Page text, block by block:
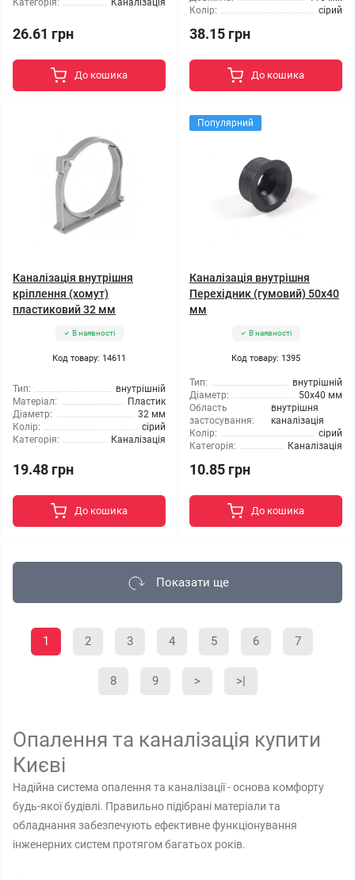
Категорія: Каналізація
26.61 грн
До кошика
Колір:
сірий
38.15 грн
До кошика
Каналізація внутрішня
кріплення (хомут)
пластиковий 32 мм
В наявності
Код товару: 14611
Тип:
внутрішній
Матеріал:
Пластик
Діаметр:
32 мм
Колір:
сірий
Категорія:
Каналізація
19.48 грн
До кошика
Популярний
Каналізація внутрішня
Перехідник (гумовий) 50x40
мм
В наявності
Код товару: 1395
Тип:
внутрішній
Діаметр:
50x40 мм
Область
застосування:
внутрішня
каналізація
Колір:
сірий
Категорія:
Каналізація
10.85 грн
До кошика
Показати ще
1 2 3 4 5 6 7
8 9 > >|
Опалення та каналізація купити
Києві
Надійна система опалення та каналізації - основа комфорту
будь-якої будівлі. Правильно підібрані матеріали та
обладнання забезпечують ефективне функціонування
інженерних систем протягом багатьох років.